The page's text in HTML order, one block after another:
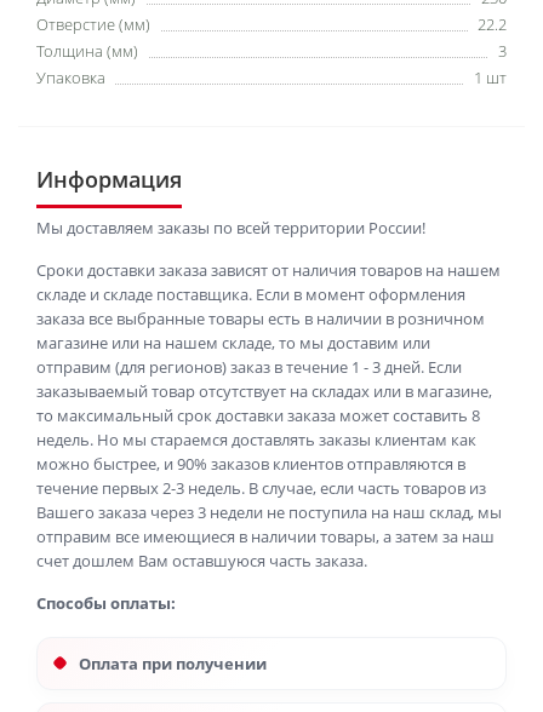
Отверстие (мм)
22.2
Толщина (мм)
3
Упаковка
1 шт
Информация
Мы доставляем заказы по всей территории России!
Сроки доставки заказа зависят от наличия товаров на нашем
складе и складе поставщика. Если в момент оформления
заказа все выбранные товары есть в наличии в розничном
магазине или на нашем складе, то мы доставим или
отправим (для регионов) заказ в течение 1 - 3 дней. Если
заказываемый товар отсутствует на складах или в магазине,
то максимальный срок доставки заказа может составить 8
недель. Но мы стараемся доставлять заказы клиентам как
можно быстрее, и 90% заказов клиентов отправляются в
течение первых 2-3 недель. В случае, если часть товаров из
Вашего заказа через 3 недели не поступила на наш склад, мы
отправим все имеющиеся в наличии товары, а затем за наш
счет дошлем Вам оставшуюся часть заказа.
Способы оплаты:
Оплата при получении